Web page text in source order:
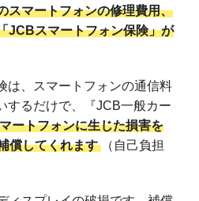
スマートフォンの修理費用、
JCBスマートフォン保険」が
は、スマートフォンの通信料
するだけで、『JCB一般カー
ートフォンに生じた損害を
償してくれます
（自己負担